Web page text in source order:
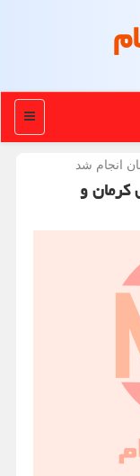
منو
انجام شد
کرمان و